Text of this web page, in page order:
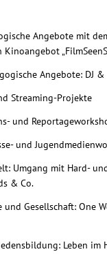
Angebote mit
Angebote: DJ &
Streaming-Projekte
und
und
Umgang mit Hard-
& Co.
und Gesellschaft: One
Leben im